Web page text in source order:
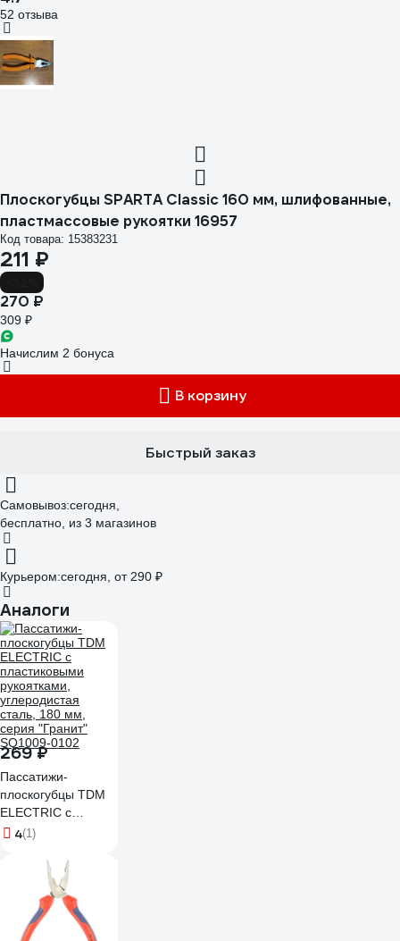
52 отзыва
Плоскогубцы SPARTA Classic 160 мм, шлифованные,
пластмассовые рукоятки 16957
Код товара: 15383231
211 ₽
270 ₽
309 ₽
Начислим 2 бонуса
В корзину
Быстрый заказ
Самовывоз:сегодня,
бесплатно , из 3 магазинов
Курьером:сегодня, от 290 ₽
Аналоги
269 ₽
Пассатижи-
плоскогубцы TDM
ELECTRIC с
пластиковыми
углеродистая
сталь, 180 мм,
серия "Гранит"
SQ1009-0102
4(1)